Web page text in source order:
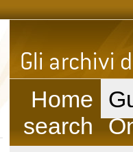
Home
search